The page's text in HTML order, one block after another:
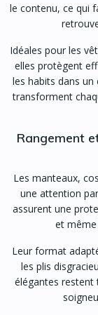
le contenu, ce qui
Idéales pour les
elles protègent
les habits dans
transforment
Rangement
Les manteaux,
une attention
assurent une
et
Leur format
les plis
élégantes